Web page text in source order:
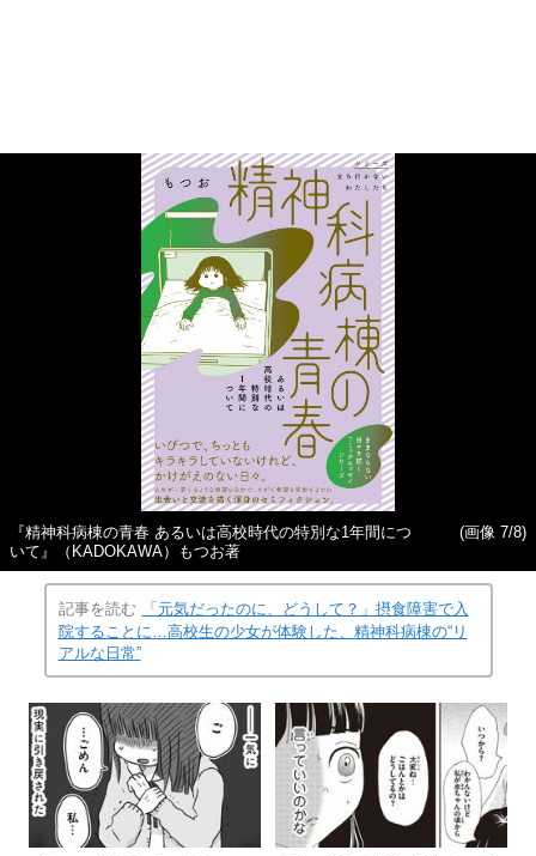
『精神科病棟の青春 あるいは高校時代の特別な1年間につ
いて』（KADOKAWA）もつお著
(画像 7/8)
記事を読む
「元気だったのに、どうして？」摂食障害で入
院することに…高校生の少女が体験した、精神科病棟の“リ
アルな日常”